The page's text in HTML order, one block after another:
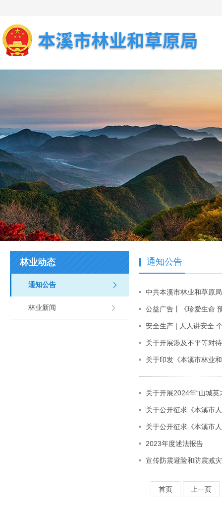
林业动态
通知公告
林业新闻
通知公告
中共本溪市林业和草原
公益广告丨《珍爱生命
安全生产 | 人人讲安全
关于开展涉及不平等对
关于印发《本溪市林业
关于开展2024年“山城
关于公开征求《本溪市
关于公开征求《本溪市
2023年度述法报告
宣传防震避险和防震减
首页 上一页